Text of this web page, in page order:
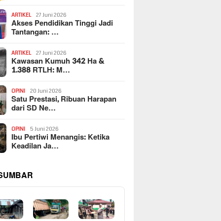
ARTIKEL 27 Juni 2026
Akses Pendidikan Tinggi Jadi
Tantangan: …
ARTIKEL 27 Juni 2026
Kawasan Kumuh 342 Ha &
1.388 RTLH: M…
OPINI 20 Juni 2026
Satu Prestasi, Ribuan Harapan
dari SD Ne…
OPINI 5 Juni 2026
Ibu Pertiwi Menangis: Ketika
Keadilan Ja…